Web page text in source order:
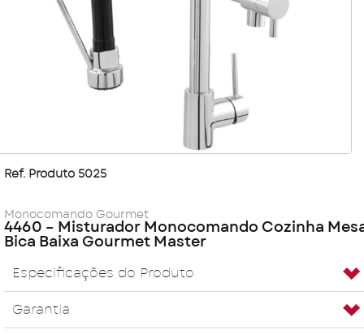
Ref. Produto 5025
Monocomando Gourmet
4460 – Misturador Monocomando Cozinha
Bica Baixa Gourmet Master
Especificações do Produto
Garantia